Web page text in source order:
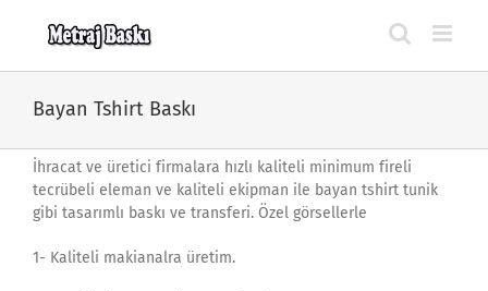
Bayan Tshirt Baskı
İhracat ve üretici firmalara hızlı kaliteli minimum fireli
tecrübeli eleman ve kaliteli ekipman ile bayan tshirt tunik
gibi tasarımlı baskı ve transferi. Özel görsellerle
1- Kaliteli makianalra üretim.